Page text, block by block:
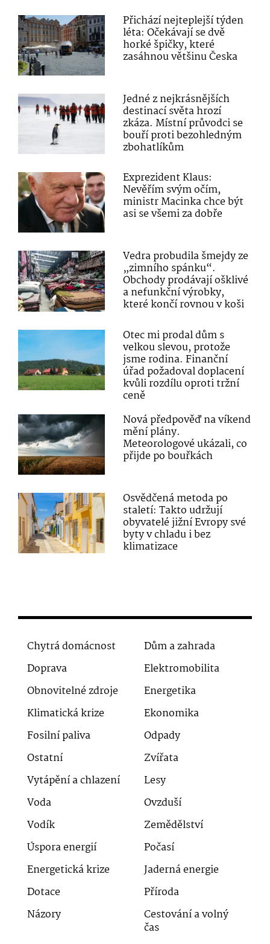
Přichází nejteplejší týden
léta: Očekávají se dvě
horké špičky, které
zasáhnou většinu Česka
Jedné z nejkrásnějších
destinací světa hrozí
zkáza. Místní průvodci se
bouří proti bezohledným
zbohatlíkům
Exprezident Klaus:
Nevěřím svým očím,
ministr Macinka chce být
asi se všemi za dobře
Vedra probudila šmejdy ze
„zimního spánku“.
Obchody prodávají ošklivé
a nefunkční výrobky,
které končí rovnou v koši
Otec mi prodal dům s
velkou slevou, protože
jsme rodina. Finanční
úřad požadoval doplacení
kvůli rozdílu oproti tržní
ceně
Nová předpověď na víkend
mění plány.
Meteorologové ukázali, co
přijde po bouřkách
Osvědčená metoda po
staletí: Takto udržují
obyvatelé jižní Evropy své
byty v chladu i bez
klimatizace
Chytrá domácnost
Dům a zahrada
Doprava
Elektromobilita
Obnovitelné zdroje
Energetika
Klimatická krize
Ekonomika
Fosilní paliva
Odpady
Ostatní
Zvířata
Vytápění a chlazení
Lesy
Voda
Ovzduší
Vodík
Zemědělství
Úspora energií
Počasí
Energetická krize
Jaderná energie
Dotace
Příroda
Názory
Cestování a volný
čas